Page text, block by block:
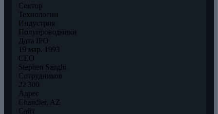
Сектор
Технологии
Индустрия
Полупроводники
Дата IPO
19 мар. 1993
CEO
Stephen Sanghi
Сотрудников
22 300
Адрес
Chandler, AZ
Сайт